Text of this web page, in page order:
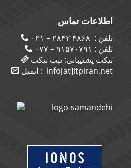
اطلاعات تماس
تلفن : ۴۸۶۸ ۲۸۴۲ – ۰۲۱
تلفن : ۹۱۵۷۰۷۹۱ – ۰۷۷
تیکت پشتیبانی:ثبت تیکت
ایمیل : info[at]itpiran.net